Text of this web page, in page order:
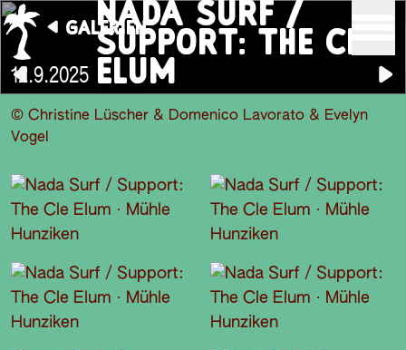
GALERIEN
12.9.2025
NADA SURF /
SUPPORT: THE CLE
ELUM
© Christine Lüscher & Domenico Lavorato & Evelyn
Vogel